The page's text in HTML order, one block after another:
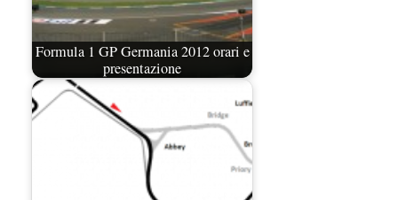
Formula 1 GP Germania 2012 orari e
presentazione